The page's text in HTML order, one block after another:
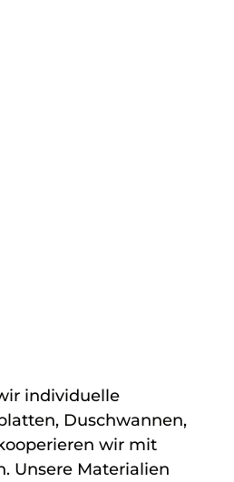
individuelle
Duschwannen,
wir mit
Unsere Materialien